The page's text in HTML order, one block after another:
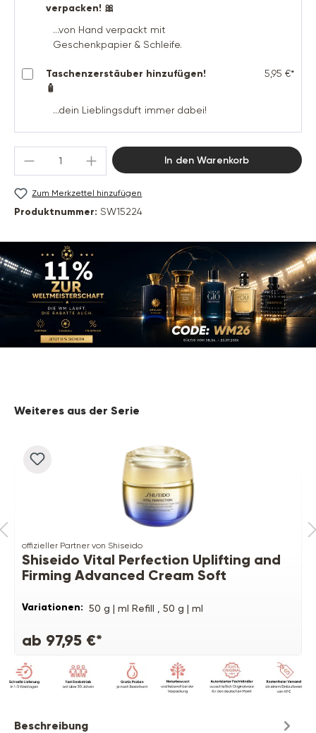
verpacken! 🎀
...von Hand verpackt mit
Geschenkpapier & Schleife.
Taschenzerstäuber hinzufügen!
🧴
...dein Lieblingsduft immer dabei!
5,95 €*
Produkt Anzahl: Gib den gewünschten
In den Warenkorb
Zum Merkzettel hinzufügen
Produktnummer: SW15224
Produktgalerie überspringen
Weiteres aus der Serie
offizieller Partner von Shiseido
Shiseido Vital Perfection Uplifting and
Firming Advanced Cream Soft
Variationen: 50 g | ml Refill , 50 g | ml
ab 97,95 €*
Beschreibung